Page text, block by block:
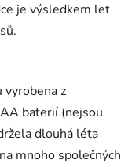
je výsledkem let
vyrobena z
baterií (nejsou
dlouhá léta
mnoho společných